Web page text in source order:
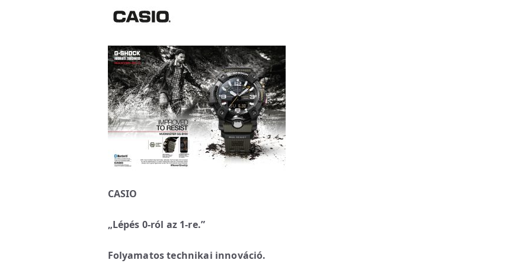
CASIO
„Lépés 0-ról az 1-re.”
Folyamatos technikai innováció.